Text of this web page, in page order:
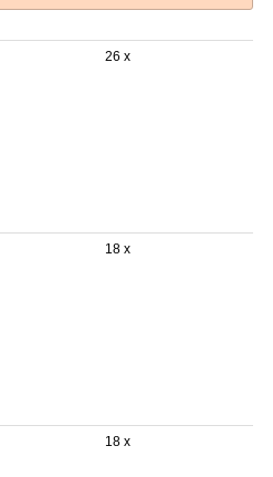
26 x
18 x
18 x